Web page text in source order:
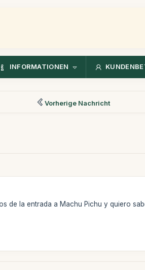
INFORMATIONEN
Vorherige Nachricht
de la entrada a Machu Pichu y quiero